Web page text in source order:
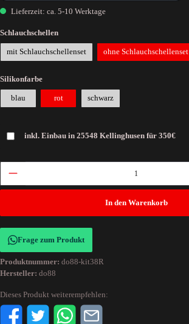
Lieferzeit: ca. 5-10 Werktage
Schlauchschellen
mit Schlauchschellenset ohne Schlauchschellenset
Silikonfarbe
blau rot schwarz
inkl. Einbau in 25548 Kellinghusen für 350€
In den Warenkorb
Frage zum Produkt
Produktnummer: do88-kit38R
Hersteller: do88
Dieses Produkt weiterempfehlen: